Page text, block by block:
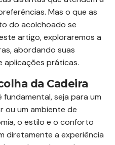
Mas o que as
do acolchoado se
artigo, exploraremos a
abordando suas
aplicações práticas.
da Cadeira
seja para um
ou um ambiente de
o estilo e o conforto
diretamente a experiência